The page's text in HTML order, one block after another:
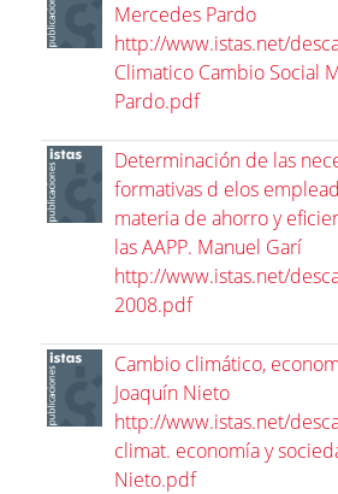
Mercedes Pardo
http://www.istas.net/
Climatico Cambio Social
Pardo.pdf
Determinación de las
formativas d elos
materia de ahorro y
las AAPP. Manuel Garí
http://www.istas.net/
2008.pdf
Cambio climático,
Joaquín Nieto
http://www.istas.net/
climat. economía y
Nieto.pdf